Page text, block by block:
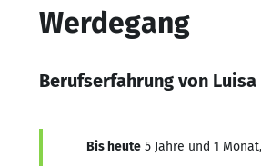
Werdegang
Berufserfahrung von
Bis heute 5 Jahre und 1